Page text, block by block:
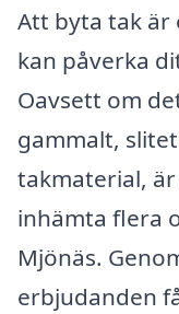
Att byta tak är
kan påverka
Oavsett om
gammalt,
takmaterial,
inhämta flera
Mjönäs.
erbjudanden